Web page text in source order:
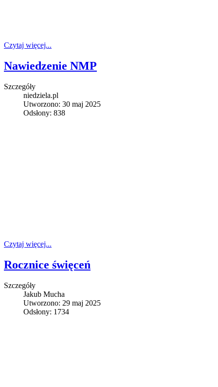
Czytaj więcej...
Nawiedzenie NMP
Szczegóły
niedziela.pl
Utworzono: 30 maj 2025
Odsłony: 838
Czytaj więcej...
Rocznice święceń
Szczegóły
Jakub Mucha
Utworzono: 29 maj 2025
Odsłony: 1734